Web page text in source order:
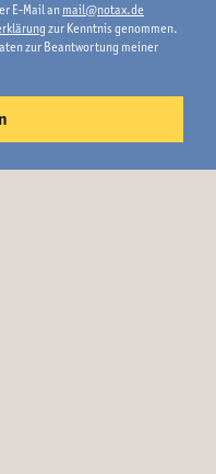
E-Mail an mail@notax.de
zur Kenntnis genommen.
zur Beantwortung meiner